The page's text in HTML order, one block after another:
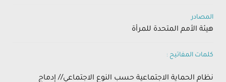
المصادر
هيئة الأمم المتحدة للمرأة
كلمات المفاتيح :
نظام الحماية الاجتماعية حسب النوع الاجتماعي// إدماج